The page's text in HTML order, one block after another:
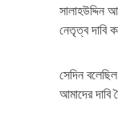
সালাহউদ্দিন
নেতৃত্ব দাবি
সেদিন
আমাদের দাবি